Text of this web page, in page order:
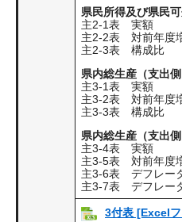
県民所得及び県民
主2-1表 実額
主2-2表 対前年度
主2-3表 構成比​
県内総生産（支出側
主3-1表 実額
主3-2表 対前年度
主3-3表 構成比​
県内総生産（支出
主3-4表 実額
主3-5表 対前年度
主3-6表 デフレー
主3-7表 デフレー
3付表 [Excel